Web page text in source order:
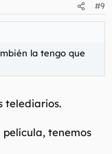
#9
la tengo que
telediarios.
película, tenemos